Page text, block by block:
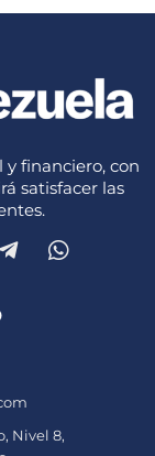
y financiero, con
satisfacer las
Nivel 8,